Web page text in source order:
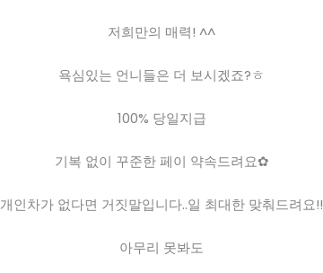
저희만의 매력! ^^
욕심있는 언니들은 더 보시겠죠?ㅎ
100% 당일지급
기복 없이 꾸준한 페이 약속드려요✿
개인차가 없다면 거짓말입니다..일 최대한 맞춰드려요!!
아무리 못봐도